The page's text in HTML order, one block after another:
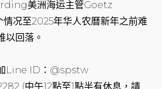
美洲海运主管Goetz
况至2025年华人农曆新年之前难
以回落。
Line ID：@spstw
(中午12點至1點半有休息，請